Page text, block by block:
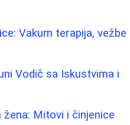
Vakum terapija, vežbe
Vodič sa Iskustvima i
žena: Mitovi i činjenice